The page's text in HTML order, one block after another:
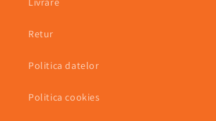
Retur
Politica datelor
Politica cookies